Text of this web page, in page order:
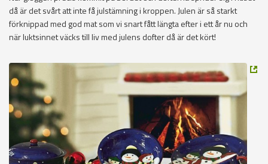
då är det svårt att inte få julstämning i kroppen. Julen är så starkt
förknippad med god mat som vi snart fått längta efter i ett år nu och
när luktsinnet väcks till liv med julens dofter då är det kört!